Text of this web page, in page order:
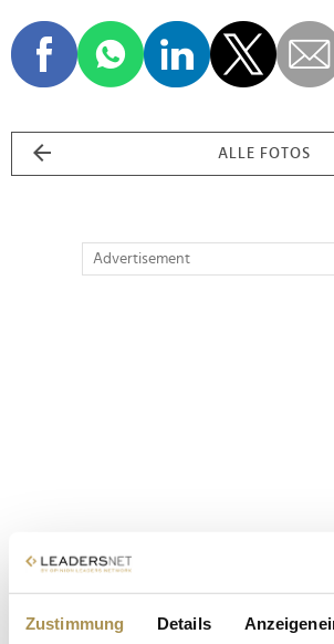
Zustimmung Details
ALLE FOTOS
Advertisement